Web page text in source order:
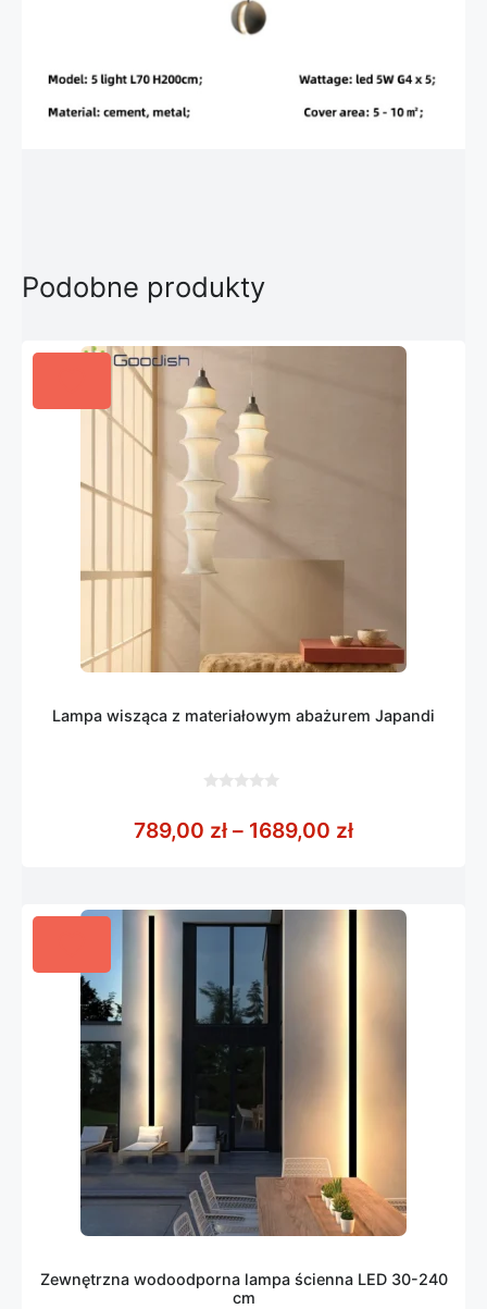
Podobne produkty
Lampa wisząca z materiałowym abażurem Japandi
5
789,00 zł – 1689,00 złZakres cen:
Zewnętrzna wodoodporna lampa ścienna LED 30-240
cm